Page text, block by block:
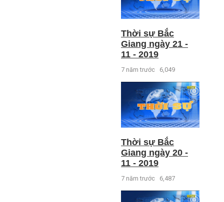
Thời sự Bắc
Giang ngày 21 -
11 - 2019
7 năm trước 6,049
Thời sự Bắc
Giang ngày 20 -
11 - 2019
7 năm trước 6,487